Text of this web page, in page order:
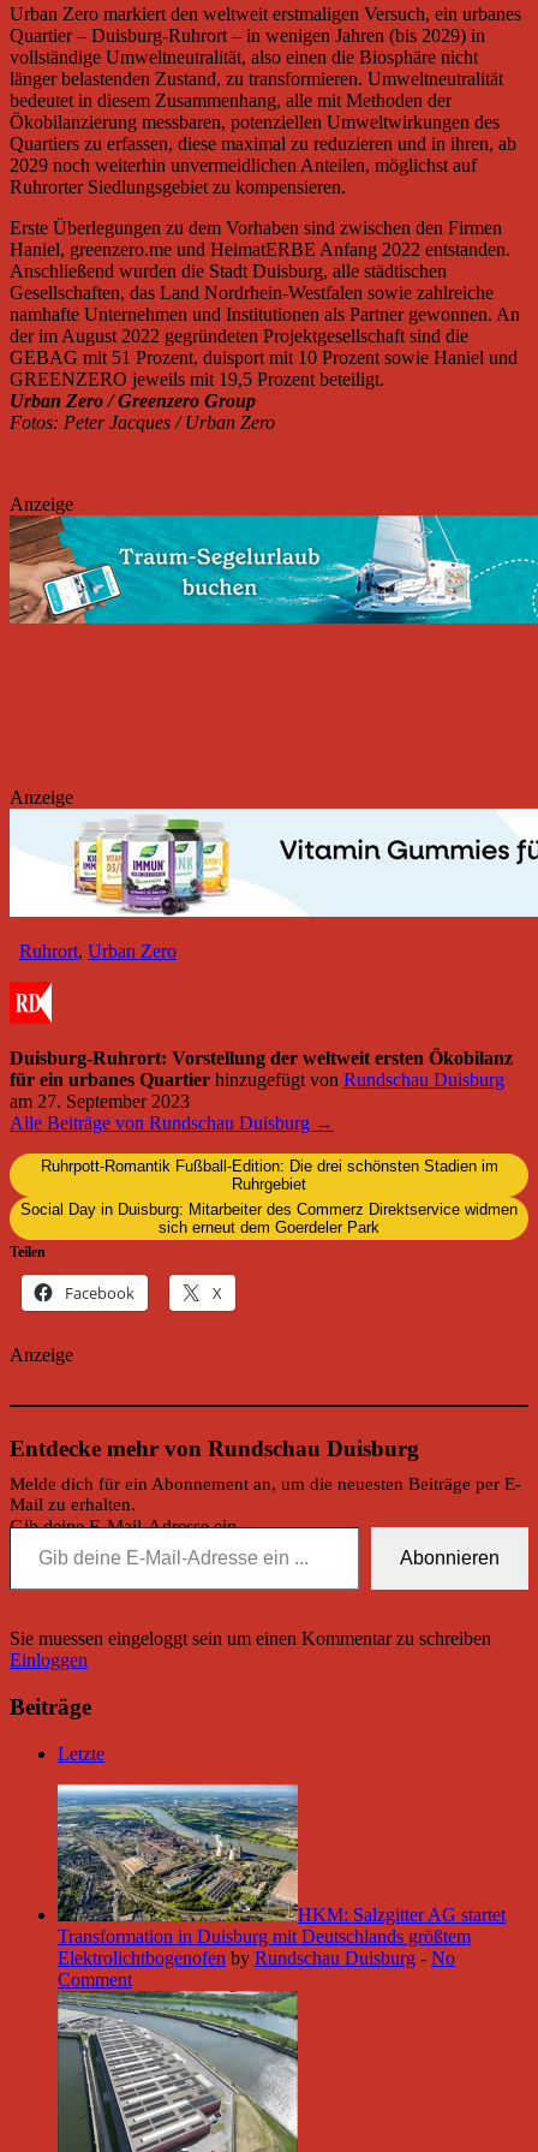
Urban Zero markiert den weltweit erstmaligen Versuch, ein urbanes
Quartier – Duisburg-Ruhrort – in wenigen Jahren (bis 2029) in
vollständige Umweltneutralität, also einen die Biosphäre nicht
länger belastenden Zustand, zu transformieren. Umweltneutralität
bedeutet in diesem Zusammenhang, alle mit Methoden der
Ökobilanzierung messbaren, potenziellen Umweltwirkungen des
Quartiers zu erfassen, diese maximal zu reduzieren und in ihren, ab
2029 noch weiterhin unvermeidlichen Anteilen, möglichst auf
Ruhrorter Siedlungsgebiet zu kompensieren.
Erste Überlegungen zu dem Vorhaben sind zwischen den Firmen
Haniel, greenzero.me und HeimatERBE Anfang 2022 entstanden.
Anschließend wurden die Stadt Duisburg, alle städtischen
Gesellschaften, das Land Nordrhein-Westfalen sowie zahlreiche
namhafte Unternehmen und Institutionen als Partner gewonnen. An
der im August 2022 gegründeten Projektgesellschaft sind die
GEBAG mit 51 Prozent, duisport mit 10 Prozent sowie Haniel und
GREENZERO jeweils mit 19,5 Prozent beteiligt.
Urban Zero / Greenzero Group
Fotos: Peter Jacques / Urban Zero
Anzeige
Anzeige
Ruhrort, Urban Zero
Duisburg-Ruhrort: Vorstellung der weltweit ersten Ökobilanz
für ein urbanes Quartier hinzugefügt von Rundschau Duisburg
am 27. September 2023
Alle Beiträge von Rundschau Duisburg →
Ruhrpott-Romantik Fußball-Edition: Die drei schönsten Stadien im
Ruhrgebiet
Social Day in Duisburg: Mitarbeiter des Commerz Direktservice widmen
sich erneut dem Goerdeler Park
Teilen
Facebook X
Anzeige
Entdecke mehr von Rundschau Duisburg
Melde dich für ein Abonnement an, um die neuesten Beiträge per E-
Mail zu erhalten.
Gib deine E-Mail-Adresse ein ...
Abonnieren
Sie muessen eingeloggt sein um einen Kommentar zu schreiben
Einloggen
Beiträge
Letzte
HKM: Salzgitter AG startet
Transformation in Duisburg mit Deutschlands größtem
Elektrolichtbogenofen by Rundschau Duisburg - No
Comment